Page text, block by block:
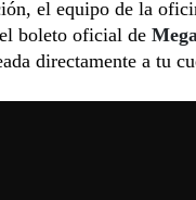
el equipo de la
boleto oficial de
directamente a tu